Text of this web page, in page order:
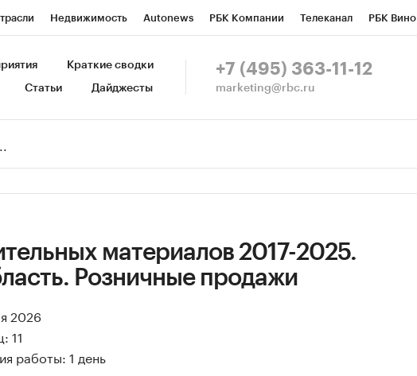
Недвижимость Autonews РБК Компании Телеканал РБК Вино
Спецпроекты СПб Конференции СПб Спецпроекты
Краткие сводки
Статьи Дайджесты
+7 (495) 363-11-12
marketing@rbc.ru
материалов 2017-2025.
Розничные продажи
2026
11
работы: 1 день